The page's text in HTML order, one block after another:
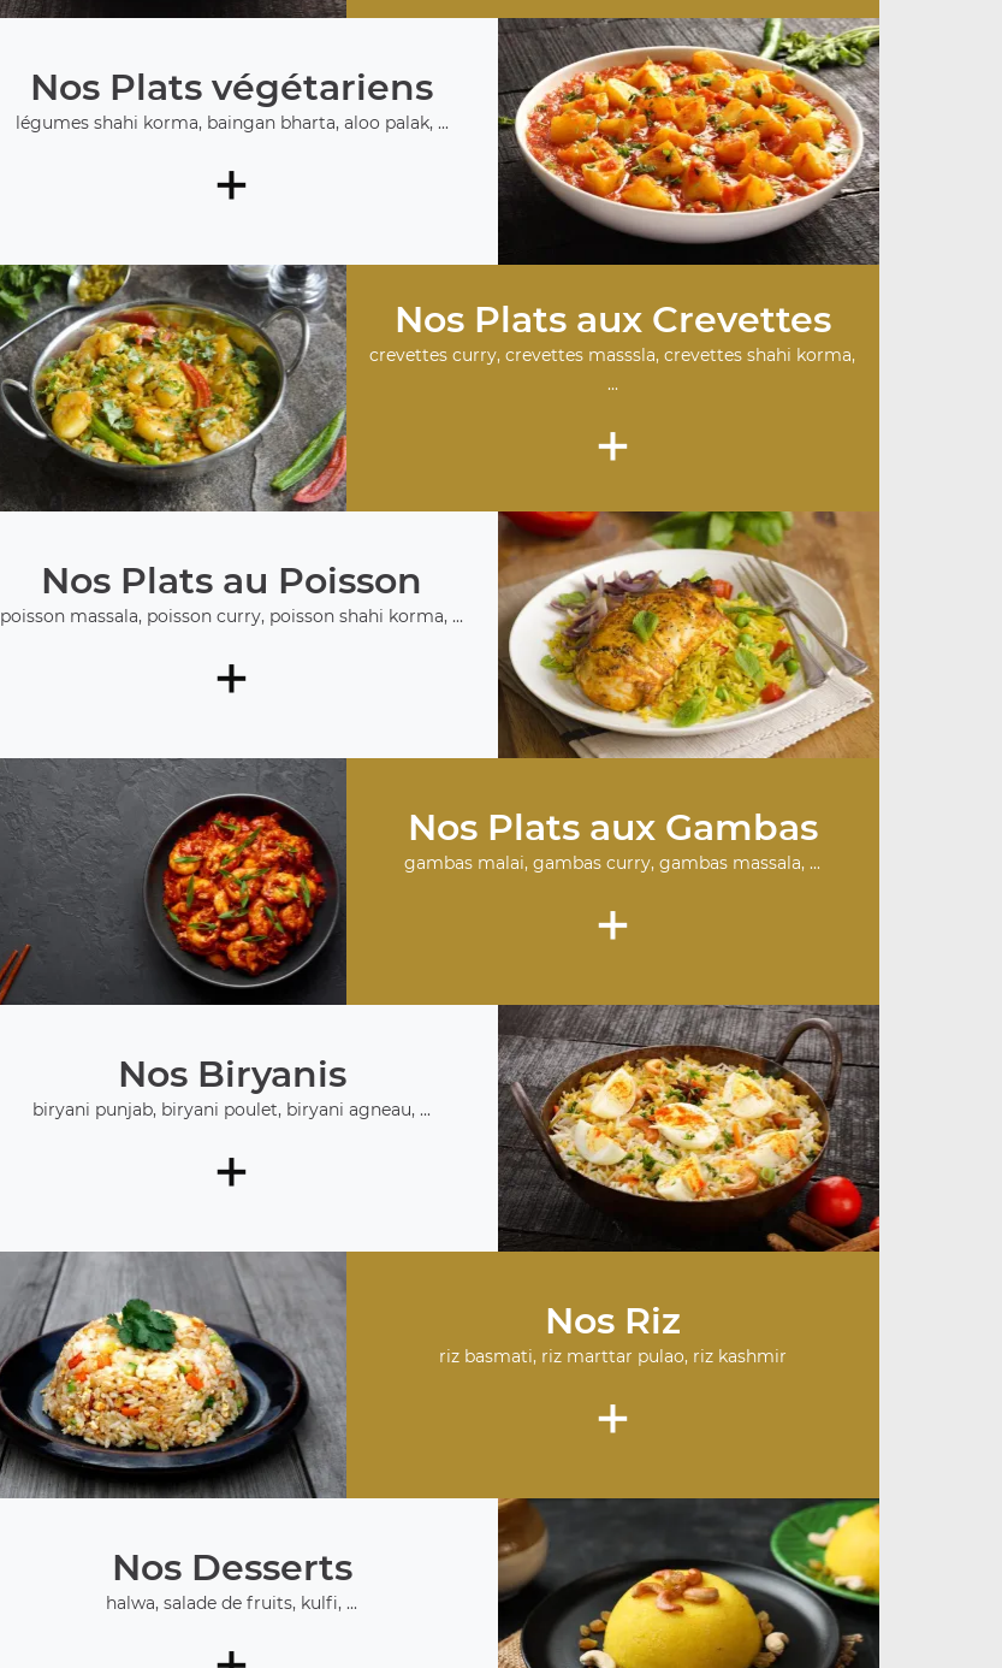
Nos Plats végétariens
légumes shahi korma, baingan bharta, aloo palak, ...
+
Nos Plats aux Crevettes
crevettes curry, crevettes masssla, crevettes shahi korma,
...
+
Nos Plats au Poisson
poisson massala, poisson curry, poisson shahi korma, ...
+
Nos Plats aux Gambas
gambas malai, gambas curry, gambas massala, ...
+
Nos Biryanis
biryani punjab, biryani poulet, biryani agneau, ...
+
Nos Riz
riz basmati, riz marttar pulao, riz kashmir
+
Nos Desserts
halwa, salade de fruits, kulfi, ...